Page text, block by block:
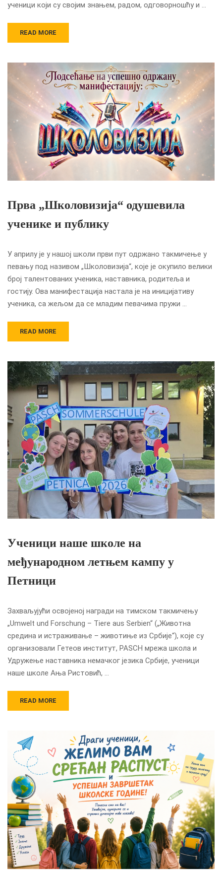
ученици који су својим знањем, радом, одговорношћу и …
READ MORE
Прва „Школовизија“ одушевила
ученике и публику
У априлу је у нашој школи први пут одржано такмичење у
певању под називом „Школовизија“, које је окупило велики
број талентованих ученика, наставника, родитеља и
гостију. Ова манифестација настала је на иницијативу
ученика, са жељом да се младим певачима пружи …
READ MORE
Ученици наше школе на
међународном летњем кампу у
Петници
Захваљујући освојеној награди на тимском такмичењу
„Umwelt und Forschung – Tiere aus Serbien“ („Животна
средина и истраживање – животиње из Србије“), које су
организовали Гетеов институт, PASCH мрежа школа и
Удружење наставника немачког језика Србије, ученици
наше школе Ања Ристовић, …
READ MORE